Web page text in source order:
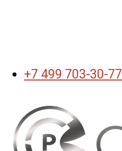
+7 499 703-30-77